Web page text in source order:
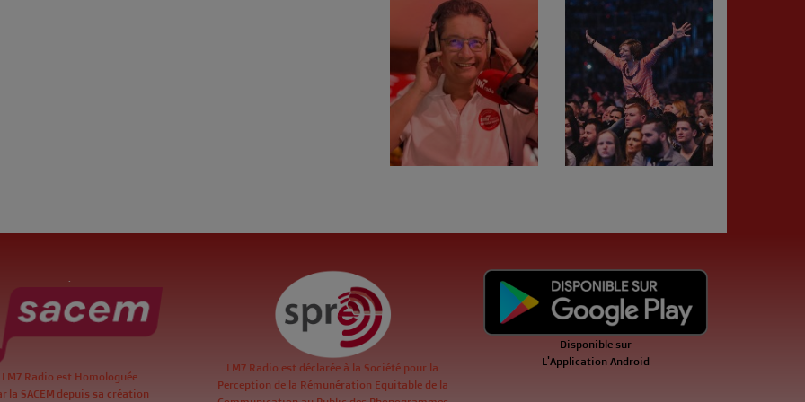
LM7 Radio est Homologuée
la SACEM depuis sa création
LM7 Radio est déclarée à la Société pour la
Perception de la Rémunération Equitable de la
Disponible sur
L'Application Android